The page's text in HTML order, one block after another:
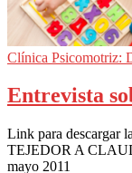
Clínica Psicomotriz:
Entrevista
Link para descargar
TEJEDOR A
mayo 2011